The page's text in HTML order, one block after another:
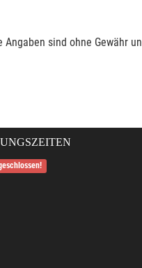
sind ohne Gewähr